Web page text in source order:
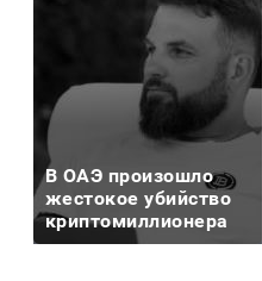
В ОАЭ произошло
жестокое убийство
криптомиллионера